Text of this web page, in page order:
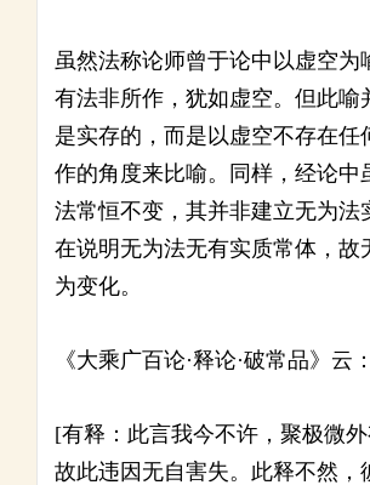
虽然法称论师曾于论中以虚空为
有法非所作，犹如虚空。但此喻
是实存的，而是以虚空不存在任
作的角度来比喻。同样，经论中
法常恒不变，其并非建立无为法
在说明无为法无有实质常体，故
为变化。
《大乘广百论·释论·破常品》云：
[有释：此言我今不许，聚极微外
故此违因无自害失。此释不然，